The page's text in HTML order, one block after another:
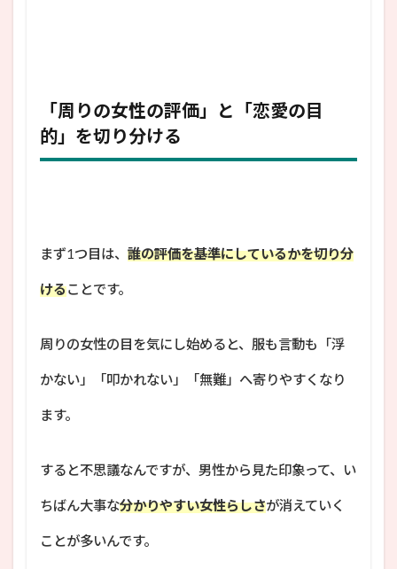
「周りの女性の評価」と「恋愛の目
的」を切り分ける
まず1つ目は、 誰の評価を基準にしているかを切り分
けることです。
周りの女性の目を気にし始めると、服も言動も「浮
かない」「叩かれない」「無難」へ寄りやすくなり
ます。
すると不思議なんですが、男性から見た印象って、い
ちばん大事な分かりやすい女性らしさが消えていく
ことが多いんです。